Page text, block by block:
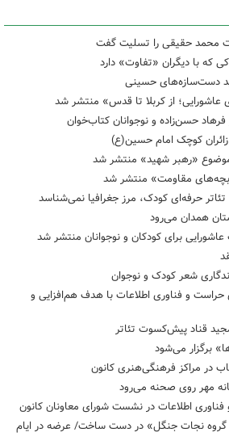
محمد حقیقی را تسلیت گفت
که با دیگران «تفاوت» دارد
عاشورایی؛ از کربلا تا قدس» منتشر شد
حسن‌زاده و نوجوانان کتاب‌خوان
کوچک امام حسین(ع)
موضوع «رهبر شهید» منتشر شد
«بچه‌های مقاومت» منتشر شد
حرفه‌ای کودک، مرز جغرافیا نمی‌شناسد
همدان می‌رود
شعر کودک و نوجوان
و فناوری اطلاعات با هدف هم‌افزایی و
قناد پیش‌کسوت تئاتر
برگزار می‌شود
مهر روی صحنه می‌رود
فناوری اطلاعات در نشست شورای معاونان کانون
گروه نجات جنگل» در دست ساخت/ عرضه در ایام